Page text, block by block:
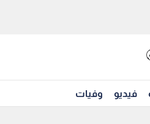
فيديو وفيات